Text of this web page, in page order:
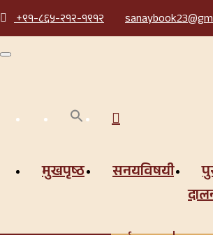
+९१-८६५-२१२-१९१२
मुखपृष्ठ सनयविषयी